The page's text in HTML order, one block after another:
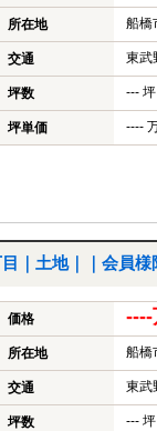
所在地 船橋
交通 東
坪数 --- 坪
坪単価 ----
目｜土地｜｜会員様
価格 ----
所在地 船橋
交通 東
坪数 --- 坪